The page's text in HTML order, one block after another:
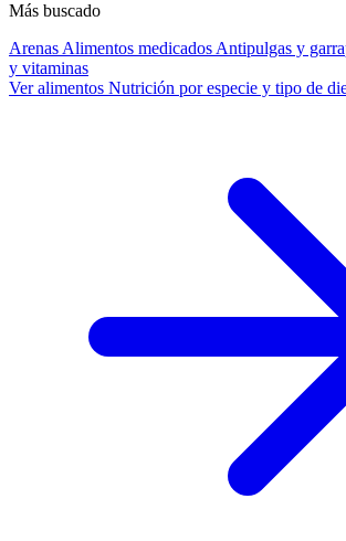
Más buscado
Arenas Alimentos medicados Antipulgas y
y vitaminas
Ver alimentos Nutrición por especie y tipo de